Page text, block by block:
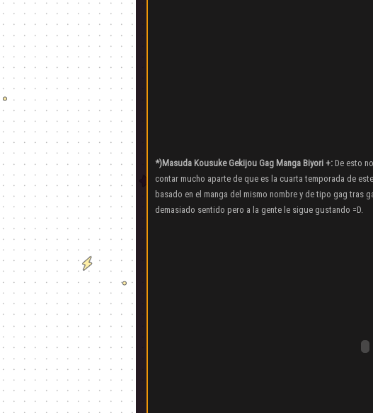
*)Masuda Kousuke Gekijou Gag Manga Biyori +: De esto
contar mucho aparte de que es la cuarta temporada de
basado en el manga del mismo nombre y de tipo gag tras
demasiado sentido pero a la gente le sigue gustando =D.